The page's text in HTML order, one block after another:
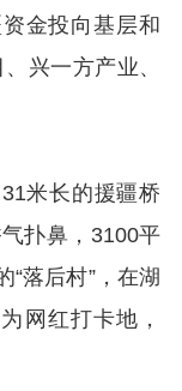
金投向基层和
兴一方产业、
米长的援疆桥
扑鼻，3100平
“落后村”，在湖
网红打卡地，